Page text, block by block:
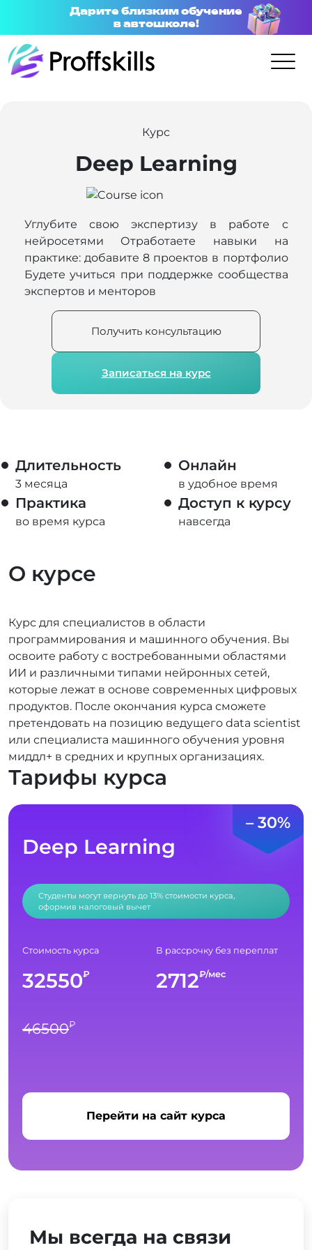
Дарите близким обучение
в автошколе!
Курс
Deep Learning
Углубите свою экспертизу в работе с
нейросетями Отработаете навыки на
практике: добавите 8 проектов в портфолио
Будете учиться при поддержке сообщества
экспертов и менторов
Записаться на курс
Получить консультацию
Длительность
3 месяца
Онлайн
в удобное время
Практика
во время курса
Доступ к курсу
навсегда
О курсе
Курс для специалистов в области
программирования и машинного обучения. Вы
освоите работу с востребованными областями
ИИ и различными типами нейронных сетей,
которые лежат в основе современных цифровых
продуктов. После окончания курса сможете
претендовать на позицию ведущего data scientist
или специалиста машинного обучения уровня
миддл+ в средних и крупных организациях.
Тарифы курса
– 30%
Deep Learning
Студенты могут вернуть до 13% стоимости курса,
оформив налоговый вычет
Стоимость курса
32550₽
46500₽
В рассрочку без переплат
2712₽/мес
Перейти на сайт курса
Мы всегда на связи